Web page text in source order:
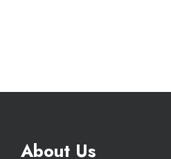
About Us